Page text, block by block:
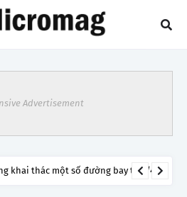
Advertisement
khai thác một số đường bay từ 1/4